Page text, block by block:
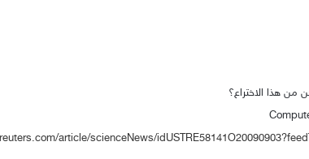
من هذا الاختراع؟
article/scienceNews/